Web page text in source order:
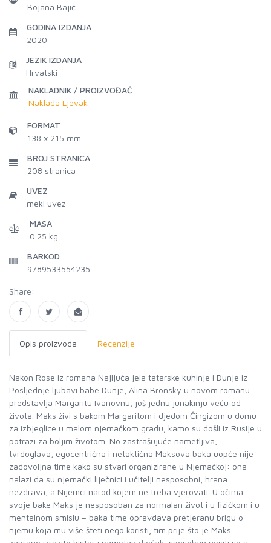
Bojana Bajić
GODINA IZDANJA
2020
JEZIK IZDANJA
Hrvatski
NAKLADNIK / PROIZVOĐAČ
Naklada Ljevak
FORMAT
138 x 215 mm
BROJ STRANICA
208 stranica
UVEZ
meki uvez
MASA
0.25 kg
BARKOD
9789533554235
Share:
Opis proizvoda Recenzije
Nakon Rose iz romana Najljuća jela tatarske kuhinje i Dunje iz
Posljednje ljubavi babe Dunje, Alina Bronsky u novom romanu
predstavlja Margaritu Ivanovnu, još jednu junakinju veću od
života. Maks živi s bakom Margaritom i djedom Čingizom u domu
za izbjeglice u malom njemačkom gradu, kamo su došli iz Rusije u
potrazi za boljim životom. No zastrašujuće nametljiva,
tvrdoglava, egocentrična i netaktična Maksova baka uopće nije
zadovoljna time kako su stvari organizirane u Njemačkoj: ona
nalazi da su njemački liječnici i učitelji nesposobni, hrana
nezdrava, a Nijemci narod kojem ne treba vjerovati. U očima
svoje bake Maks je nesposoban za normalan život i u fizičkom i u
mentalnom smislu – baka time opravdava pretjeranu brigu o
njemu koja mu više šteti nego koristi, tim prije što je Maks